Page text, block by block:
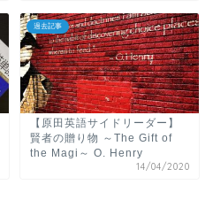
過去記事
【原田英語サイドリーダー】
賢者の贈り物 ～The Gift of
the Magi～ O. Henry
14/04/2020